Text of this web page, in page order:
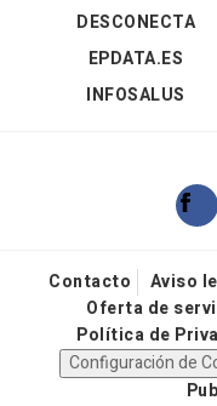
DESCONECTA
EPDATA.ES
INFOSALUS
Contacto Aviso
Oferta de
Política de
Configuración de